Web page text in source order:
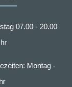
07.00 - 20.00
Montag -